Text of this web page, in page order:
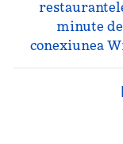
minute
conexiunea